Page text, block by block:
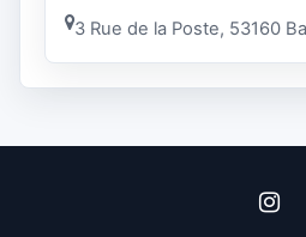
3 Rue de la Poste, 53160